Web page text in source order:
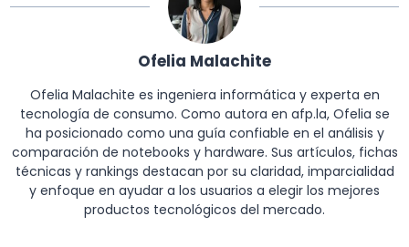
Ofelia Malachite
Ofelia Malachite es ingeniera informática y experta en
tecnología de consumo. Como autora en afp.la, Ofelia se
ha posicionado como una guía confiable en el análisis y
comparación de notebooks y hardware. Sus artículos, fichas
técnicas y rankings destacan por su claridad, imparcialidad
y enfoque en ayudar a los usuarios a elegir los mejores
productos tecnológicos del mercado.